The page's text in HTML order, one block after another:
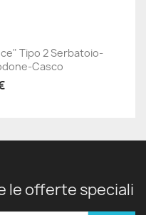
Tipo 2 Serbatoio-
Casco
le offerte speciali